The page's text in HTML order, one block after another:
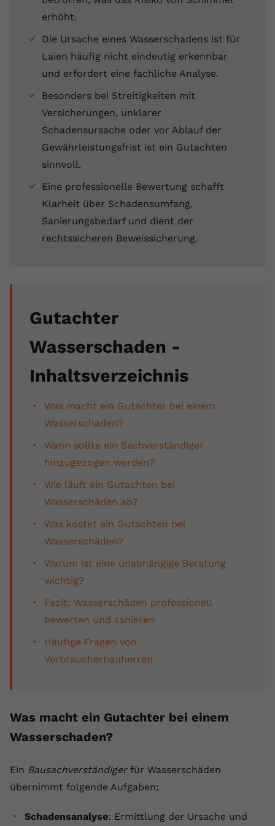
erhöht.
Die Ursache eines Wasserschadens ist für
Laien häufig nicht eindeutig erkennbar
und erfordert eine fachliche Analyse.
Besonders bei Streitigkeiten mit
Versicherungen, unklarer
Schadensursache oder vor Ablauf der
Gewährleistungsfrist ist ein Gutachten
sinnvoll.
Eine professionelle Bewertung schafft
Klarheit über Schadensumfang,
Sanierungsbedarf und dient der
rechtssicheren Beweissicherung.
Gutachter
Wasserschaden -
Inhaltsverzeichnis
Was macht ein Gutachter bei einem
Wasserschaden?
Wann sollte ein Sachverständiger
hinzugezogen werden?
Wie läuft ein Gutachten bei
Wasserschäden ab?
Was kostet ein Gutachten bei
Wasserschäden?
Warum ist eine unabhängige Beratung
wichtig?
Fazit: Wasserschäden professionell
bewerten und sanieren
Häufige Fragen von
Verbraucherbauherren
Was macht ein Gutachter bei einem
Wasserschaden?
Ein Bausachverständigerfür Wasserschäden
übernimmt folgende Aufgaben:
Schadensanalyse: Ermittlung der Ursache und
Anbieter
Laufzeit 2 Jahre
YouTube setzt dieses Cookie über
eingebettete YouTube-Videos und
registriert anonyme statistische Daten.
Name yt-remote-device-id
Anbieter
Laufzeit Session
Videopräferenzen des Benutzers zu
speichern, der eingebettete YouTube-
Anbieter youtube.com
Laufzeit Session
Dieser von YouTube gesetzte Cookie
Daten darüber zu speichern, welche
gesehen hat.
Name yt.innertube::nextId
Laufzeit Session
Dieser von YouTube gesetzte Cookie
registriert eine eindeutige ID, um
gesehen hat.
Name yt-remote-connected-devices
Anbieter Youtube.com
Zweck
YouTube setzt diesen Cookie, um die
Videopräferenzen des Nutzers zu